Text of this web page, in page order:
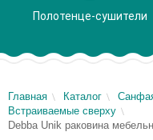
Полотенце-сушители
Главная Каталог
Встраиваемые сверху
Debba Unik раковина